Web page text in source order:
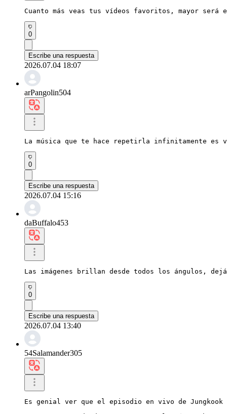
Cuanto más veas tus vídeos favoritos, mayor
0
Escribe una respuesta
2026.07.04 18:07
arPangolin504
La música que te hace repetirla infinitamente es
0
Escribe una respuesta
2026.07.04 15:16
daBuffalo453
Las imágenes brillan desde todos los ángulos,
0
Escribe una respuesta
2026.07.04 13:40
54Salamander305
Es genial ver que el episodio en vivo de Jungkook